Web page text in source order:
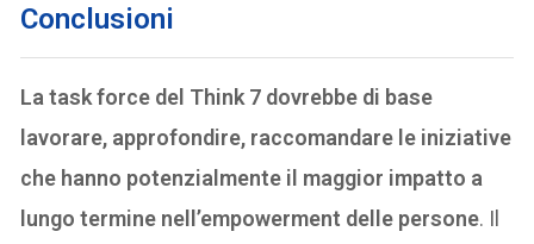
Conclusioni
La task force del Think 7 dovrebbe di base
lavorare, approfondire, raccomandare le iniziative
che hanno potenzialmente il maggior impatto a
lungo termine nell’empowerment delle persone. Il